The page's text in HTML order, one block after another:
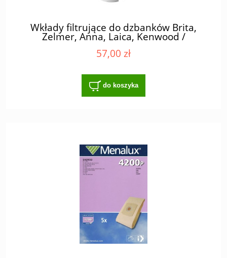
Wkłady filtrujące do dzbanków Brita,
Zelmer, Anna, Laica, Kenwood /
opakowanie 3 szt
57,00 zł
do koszyka